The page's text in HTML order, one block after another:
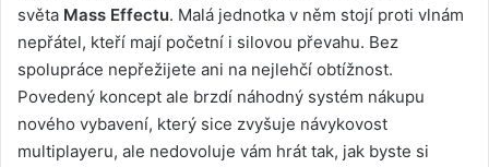
světa Mass Effectu. Malá jednotka v něm stojí proti vlnám
nepřátel, kteří mají početní i silovou převahu. Bez
spolupráce nepřežijete ani na nejlehčí obtížnost.
Povedený koncept ale brzdí náhodný systém nákupu
nového vybavení, který sice zvyšuje návykovost
multiplayeru, ale nedovoluje vám hrát tak, jak byste si